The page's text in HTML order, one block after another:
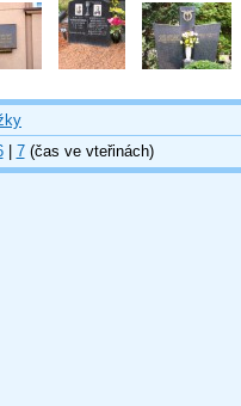
| 7(čas ve vteřinách)